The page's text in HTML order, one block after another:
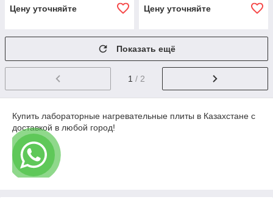
Цену уточняйте Цену уточняйте
Показать ещё
1 / 2
Купить лабораторные нагревательные плиты в Казахстане с
доставкой в любой город!